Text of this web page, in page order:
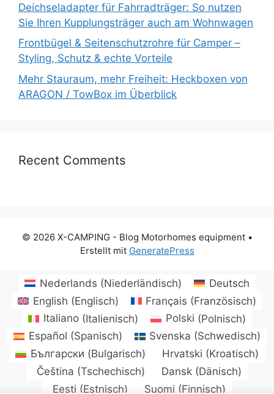
Deichseladapter für Fahrradträger: So nutzen
Sie Ihren Kupplungsträger auch am Wohnwagen
Frontbügel & Seitenschutzrohre für Camper –
Styling, Schutz & echte Vorteile
Mehr Stauraum, mehr Freiheit: Heckboxen von
ARAGON / TowBox im Überblick
Recent Comments
© 2026 X-CAMPING - Blog Motorhomes equipment•
Erstellt mit GeneratePress
Nederlands (Niederländisch)
Deutsch
English (Englisch) Français (Französisch)
Italiano (Italienisch) Polski (Polnisch)
Español (Spanisch) Svenska (Schwedisch)
Български (Bulgarisch) Hrvatski (Kroatisch)
Čeština (Tschechisch) Dansk(Dänisch)
Eesti (Estnisch) Suomi (Finnisch)